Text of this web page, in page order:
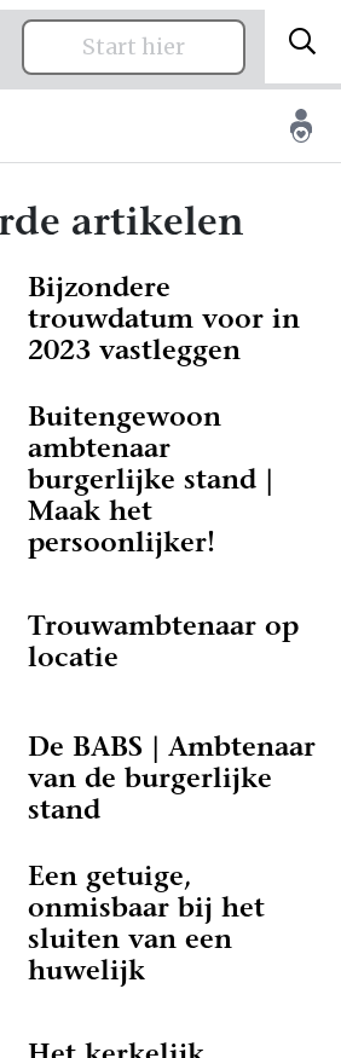
Start hier
artikelen
Bijzondere
trouwdatum voor in
2023 vastleggen
Buitengewoon
ambtenaar
burgerlijke stand |
Maak het
persoonlijker!
Trouwambtenaar op
locatie
De BABS | Ambtenaar
van de burgerlijke
stand
Een getuige,
onmisbaar bij het
sluiten van een
huwelijk